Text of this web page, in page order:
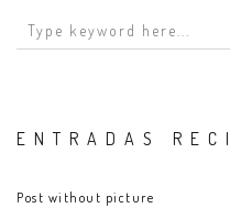
ENTRADAS
Post without picture